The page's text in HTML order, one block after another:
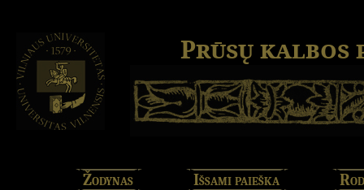
Prūsų kalbos
Žodynas Išsami paieška